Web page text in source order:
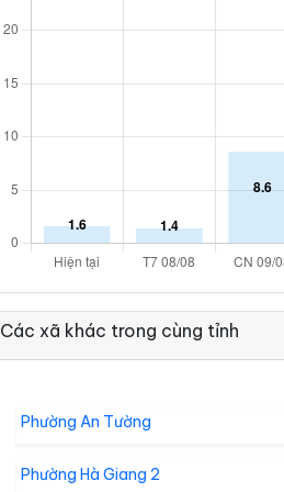
Các xã khác trong cùng tỉnh
Phường An Tường
Phường Hà Giang 2